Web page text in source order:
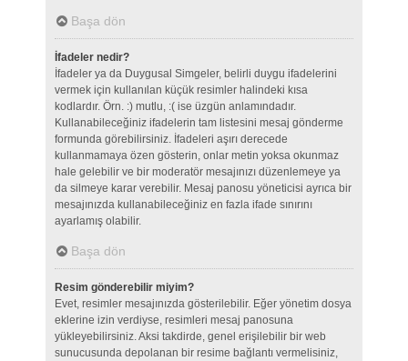
Başa dön
İfadeler nedir?
İfadeler ya da Duygusal Simgeler, belirli duygu ifadelerini
vermek için kullanılan küçük resimler halindeki kısa
kodlardır. Örn. :) mutlu, :( ise üzgün anlamındadır.
Kullanabileceğiniz ifadelerin tam listesini mesaj gönderme
formunda görebilirsiniz. İfadeleri aşırı derecede
kullanmamaya özen gösterin, onlar metin yoksa okunmaz
hale gelebilir ve bir moderatör mesajınızı düzenlemeye ya
da silmeye karar verebilir. Mesaj panosu yöneticisi ayrıca bir
mesajınızda kullanabileceğiniz en fazla ifade sınırını
ayarlamış olabilir.
Başa dön
Resim gönderebilir miyim?
Evet, resimler mesajınızda gösterilebilir. Eğer yönetim dosya
eklerine izin verdiyse, resimleri mesaj panosuna
yükleyebilirsiniz. Aksi takdirde, genel erişilebilir bir web
sunucusunda depolanan bir resime bağlantı vermelisiniz,